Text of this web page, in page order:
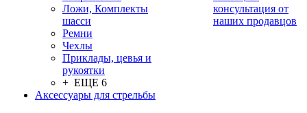
Ложи, Комплекты
шасси
Ремни
Чехлы
Приклады, цевья и
рукоятки
+ ЕЩЕ 6
Аксессуары для стрельбы
консультация от
наших продавцов